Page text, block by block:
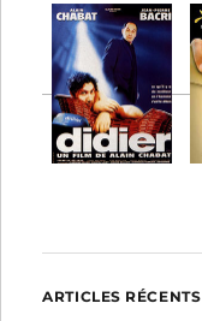
ARTICLES RÉCENTS